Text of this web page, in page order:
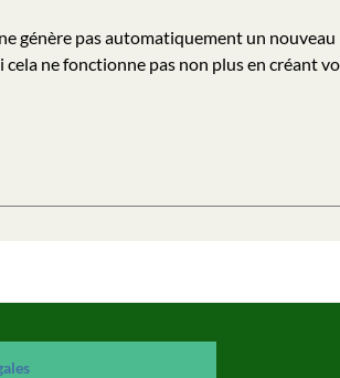
génère pas automatiquement un
cela ne fonctionne pas non plus en créant